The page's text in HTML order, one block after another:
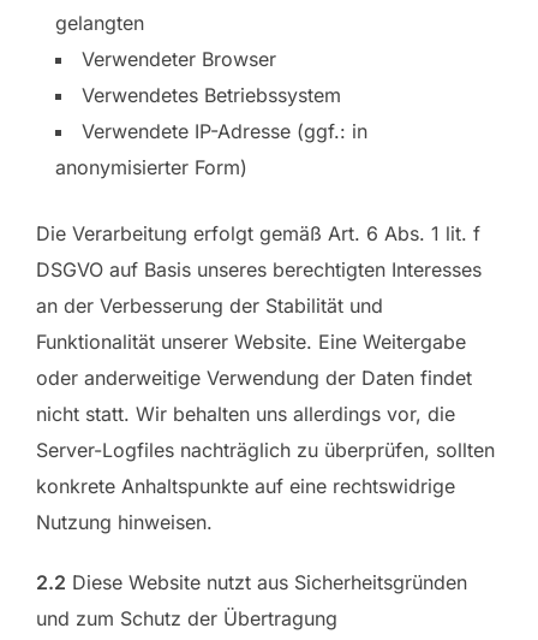
gelangten
Verwendeter Browser
Verwendetes Betriebssystem
Verwendete IP-Adresse (ggf.: in
anonymisierter Form)
Die Verarbeitung erfolgt gemäß Art. 6 Abs. 1 lit. f
DSGVO auf Basis unseres berechtigten Interesses
an der Verbesserung der Stabilität und
Funktionalität unserer Website. Eine Weitergabe
oder anderweitige Verwendung der Daten findet
nicht statt. Wir behalten uns allerdings vor, die
Server-Logfiles nachträglich zu überprüfen, sollten
konkrete Anhaltspunkte auf eine rechtswidrige
Nutzung hinweisen.
2.2 Diese Website nutzt aus Sicherheitsgründen
und zum Schutz der Übertragung